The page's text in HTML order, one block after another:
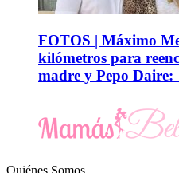
FOTOS | Máximo
kilómetros para
madre y Pepo
Quiénes Somos